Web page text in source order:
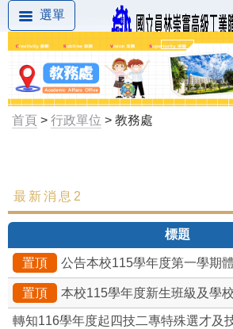
選單
首頁 > 行政單位 > 教務處
最新消息
處內組織架構
教學組
最新消息2
標題
置頂 公告本校115學年度第一學期
置頂 本校115學年度新生班級及學校
轉知116學年度起四技二專特殊選才及